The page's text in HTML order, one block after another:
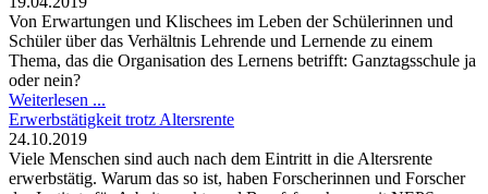
Von Erwartungen und Klischees im Leben der Schülerinnen und
Schüler über das Verhältnis Lehrende und Lernende zu einem
Thema, das die Organisation des Lernens betrifft: Ganztagsschule ja
oder nein?
Weiterlesen ...
Erwerbstätigkeit trotz Altersrente
24.10.2019
Viele Menschen sind auch nach dem Eintritt in die Altersrente
erwerbstätig. Warum das so ist, haben Forscherinnen und Forscher